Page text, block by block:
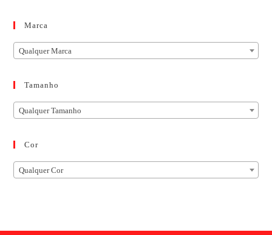
Marca
Qualquer Marca
Tamanho
Qualquer Tamanho
Cor
Qualquer Cor